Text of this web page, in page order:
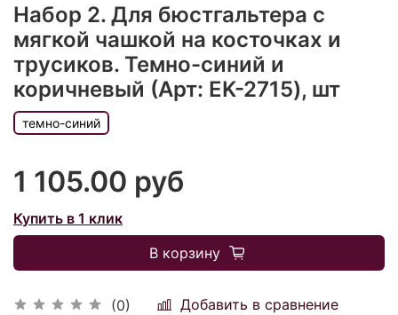
Набор 2. Для бюстгальтера с
мягкой чашкой на косточках и
трусиков. Темно-синий и
коричневый (Арт: EK-2715), шт
(0) Добавить в сравнение
темно-синий
1 105.00 руб
Купить в 1 клик
В корзину